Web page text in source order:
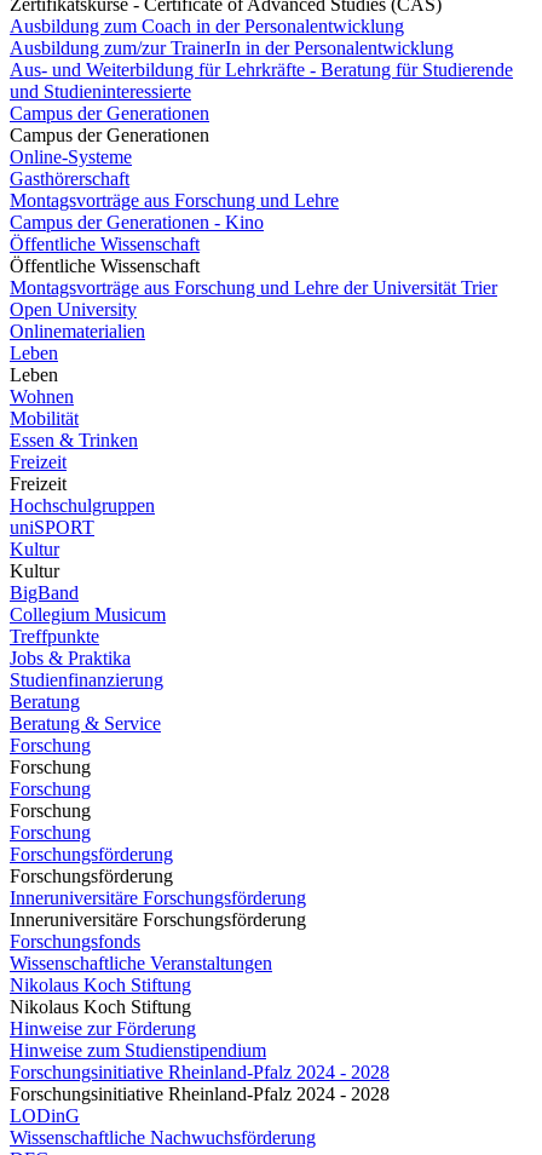
Zertifikatskurse - Certificate of Advanced Studies (CAS)
Ausbildung zum Coach in der Personalentwicklung
Ausbildung zum/zur TrainerIn in der Personalentwicklung
Aus- und Weiterbildung für Lehrkräfte - Beratung für Studierende
und Studieninteressierte
Campus der Generationen
Campus der Generationen
Online-Systeme
Gasthörerschaft
Montagsvorträge aus Forschung und Lehre
Campus der Generationen - Kino
Öffentliche Wissenschaft
Öffentliche Wissenschaft
Montagsvorträge aus Forschung und Lehre der Universität Trier
Open University
Onlinematerialien
Leben
Leben
Wohnen
Mobilität
Essen & Trinken
Freizeit
Freizeit
Hochschulgruppen
uniSPORT
Kultur
Kultur
BigBand
Collegium Musicum
Treffpunkte
Jobs & Praktika
Studienfinanzierung
Beratung
Beratung & Service
Forschung
Forschung
Forschung
Forschung
Forschung
Forschungsförderung
Forschungsförderung
Inneruniversitäre Forschungsförderung
Inneruniversitäre Forschungsförderung
Forschungsfonds
Wissenschaftliche Veranstaltungen
Nikolaus Koch Stiftung
Nikolaus Koch Stiftung
Hinweise zur Förderung
Hinweise zum Studienstipendium
Forschungsinitiative Rheinland-Pfalz 2024 - 2028
Forschungsinitiative Rheinland-Pfalz 2024 - 2028
LODinG
Wissenschaftliche Nachwuchsförderung